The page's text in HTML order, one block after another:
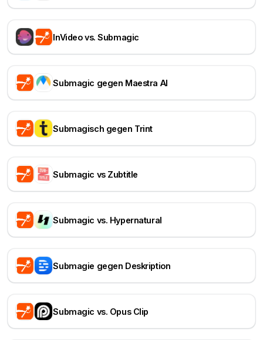
InVideo vs. Submagic
Submagic gegen Maestra AI
Submagisch gegen Trint
Submagic vs Zubtitle
Submagic vs. Hypernatural
Submagie gegen Deskription
Submagic vs. Opus Clip